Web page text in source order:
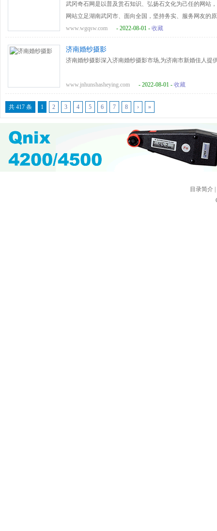
武冈奇石网是以普及赏石知识、弘扬石文化为己任的网站
网站立足湖南武冈市、面向全国，坚持务实、服务网友的
供全方位赏石资讯的网站。<br/>武冈奇石网目前设置有精
干净简洁、风格古朴、论坛热闹、会员数量庞大、访问数
www.wgqsw.com - 2022-08-01 - 收藏
济南婚纱摄影
济南婚纱摄影深入济南婚纱摄影市场,为济南市新婚佳人提
www.jnhunshasheying.com - 2022-08-01 - 收藏
共 417 条 1 2 3 4 5 6 7 8 › »
目录简介